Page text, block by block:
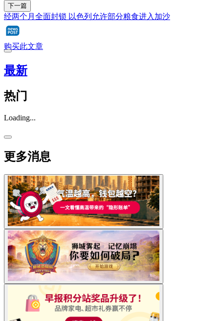
下一篇
经两个月全面封锁 以色列允许部分粮食进入加沙
购买此文章
最新
热门
Loading...
更多消息